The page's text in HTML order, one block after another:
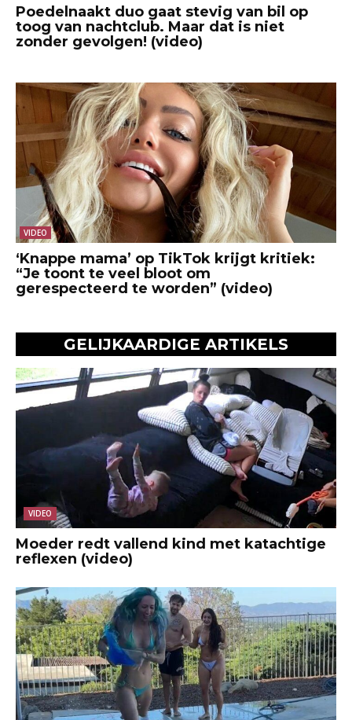
Poedelnaakt duo gaat stevig van bil op
toog van nachtclub. Maar dat is niet
zonder gevolgen! (video)
VIDEO
‘Knappe mama’ op TikTok krijgt kritiek:
“Je toont te veel bloot om
gerespecteerd te worden” (video)
GELIJKAARDIGE ARTIKELS
VIDEO
Moeder redt vallend kind met katachtige
reflexen (video)